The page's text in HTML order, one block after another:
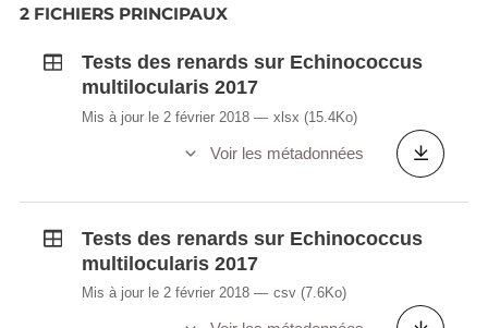
2 FICHIERS PRINCIPAUX
Tests des renards sur Echinococcus
multilocularis 2017
Mis à jour le 2 février 2018 xlsx (15.4Ko)
Voir les métadonnées
Tests des renards sur Echinococcus
multilocularis 2017
Mis à jour le 2 février 2018 csv (7.6Ko)